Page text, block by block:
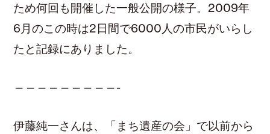
ため何回も開催した一般公開の様子。2009年
6月のこの時は2日間で6000人の市民がいらし
たと記録にありました。
—————————-
伊藤純一さんは、「まち遺産の会」で以前から